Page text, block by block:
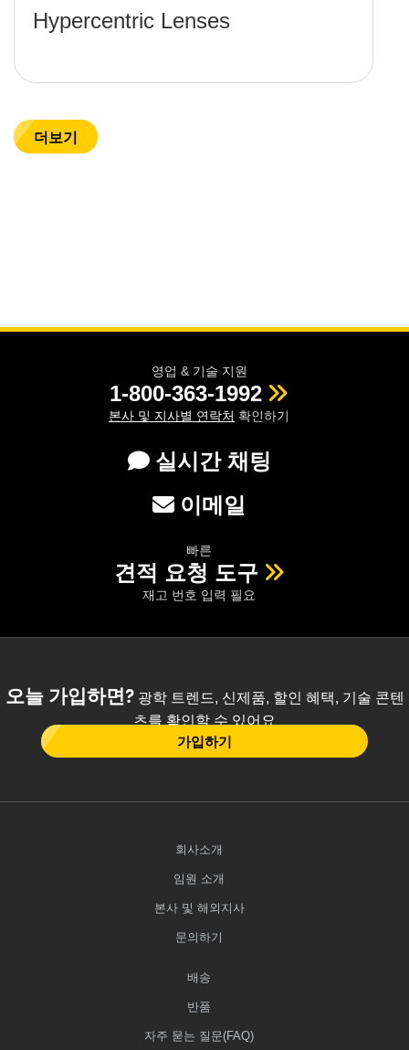
Hypercentric Lenses
더보기
영업 & 기술 지원
1-800-363-1992
본사 및 지사별 연락처 확인하기
실시간 채팅
이메일
빠른
견적 요청 도구
재고 번호 입력 필요
오늘 가입하면?광학 트렌드, 신제품, 할인 혜택, 기술 콘텐
츠를 확인할 수 있어요
가입하기
회사소개
임원 소개
본사 및 해외지사
문의하기
배송
반품
자주 묻는 질문(FAQ)